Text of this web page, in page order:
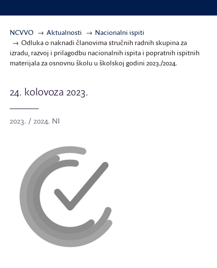
NCVVO Aktualnosti
Nacionalni ispiti
Odluka o naknadi članovima stručnih radnih skupina za
izradu, razvoj i prilagodbu nacionalnih ispita i popratnih ispitnih
materijala za osnovnu školu u školskoj godini 2023./2024.
24. kolovoza 2023.
2023. / 2024. NI